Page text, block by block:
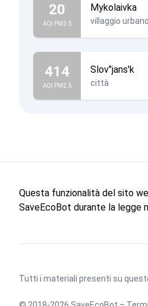
20
AQI PM2.5
Mykolaivka
villaggio urbano
414
AQI PM2.5
Slov"jans'k
città
Questa funzionalità del sito
SaveEcoBot durante la legge
Tutti i materiali presenti su